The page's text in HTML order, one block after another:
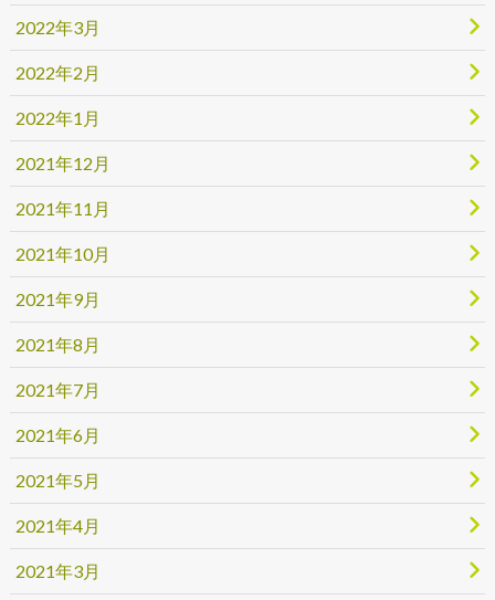
2022年3月
2022年2月
2022年1月
2021年12月
2021年11月
2021年10月
2021年9月
2021年8月
2021年7月
2021年6月
2021年5月
2021年4月
2021年3月